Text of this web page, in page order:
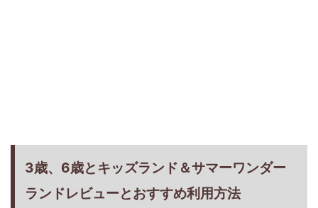
3歳、6歳とキッズランド＆サマーワンダー
ランドレビューとおすすめ利用方法